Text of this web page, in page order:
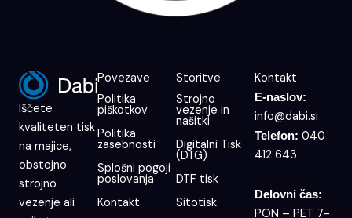
Iščete
kvaliteten tisk
na majice,
obstojno
strojno
vezenje ali
Povezave
Politika
piškotkov
Politika
zasebnosti
Splošni pogoji
poslovanja
Kontakt
Storitve
Strojno
vezenje in
našitki
Digitalni Tisk
(DTG)
DTF tisk
Sitotisk
Kontakt
E-naslov:
info@dabi.si
Telefon: 040
412 643
Delovni čas:
PON – PET 7-